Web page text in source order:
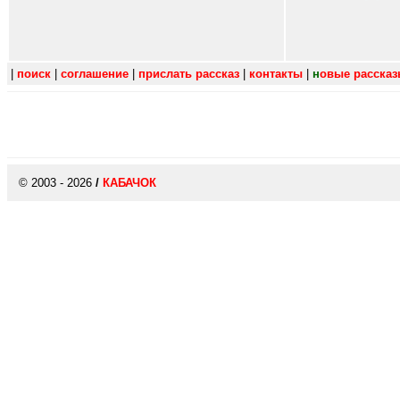
поиск соглашение прислать рассказ контакты новые
© 2003 - 2026 / КАБАЧОК